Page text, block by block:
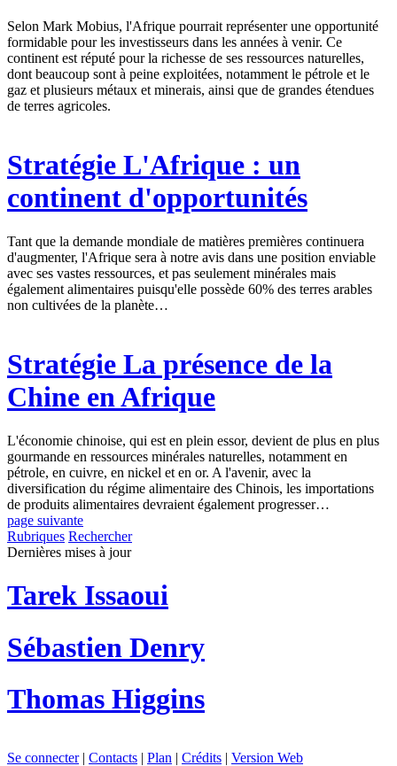
Selon Mark Mobius, l'Afrique pourrait représenter une opportunité
formidable pour les investisseurs dans les années à venir. Ce
continent est réputé pour la richesse de ses ressources naturelles,
dont beaucoup sont à peine exploitées, notamment le pétrole et le
gaz et plusieurs métaux et minerais, ainsi que de grandes étendues
de terres agricoles.
Stratégie L'Afrique : un
continent d'opportunités
Tant que la demande mondiale de matières premières continuera
d'augmenter, l'Afrique sera à notre avis dans une position enviable
avec ses vastes ressources, et pas seulement minérales mais
également alimentaires puisqu'elle possède 60% des terres arables
non cultivées de la planète…
Stratégie La présence de la
Chine en Afrique
L'économie chinoise, qui est en plein essor, devient de plus en plus
gourmande en ressources minérales naturelles, notamment en
pétrole, en cuivre, en nickel et en or. A l'avenir, avec la
diversification du régime alimentaire des Chinois, les importations
de produits alimentaires devraient également progresser…
page suivante
Rubriques Rechercher
Dernières mises à jour
Tarek Issaoui
Sébastien Denry
Thomas Higgins
Se connecter| Contacts | Plan | Crédits | Version Web